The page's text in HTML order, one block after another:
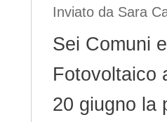
Inviato da Sara
Sei Comuni
Fotovoltaico
20 giugno la